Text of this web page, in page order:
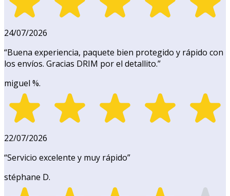
24/07/2026
“Buena experiencia, paquete bien protegido y rápido con
los envíos. Gracias DRIM por el detallito.”
miguel %.
22/07/2026
“Servicio excelente y muy rápido”
stéphane D.